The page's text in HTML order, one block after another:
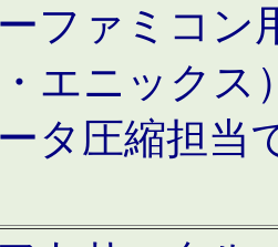
ファミコン
エニックス
タ圧縮担当